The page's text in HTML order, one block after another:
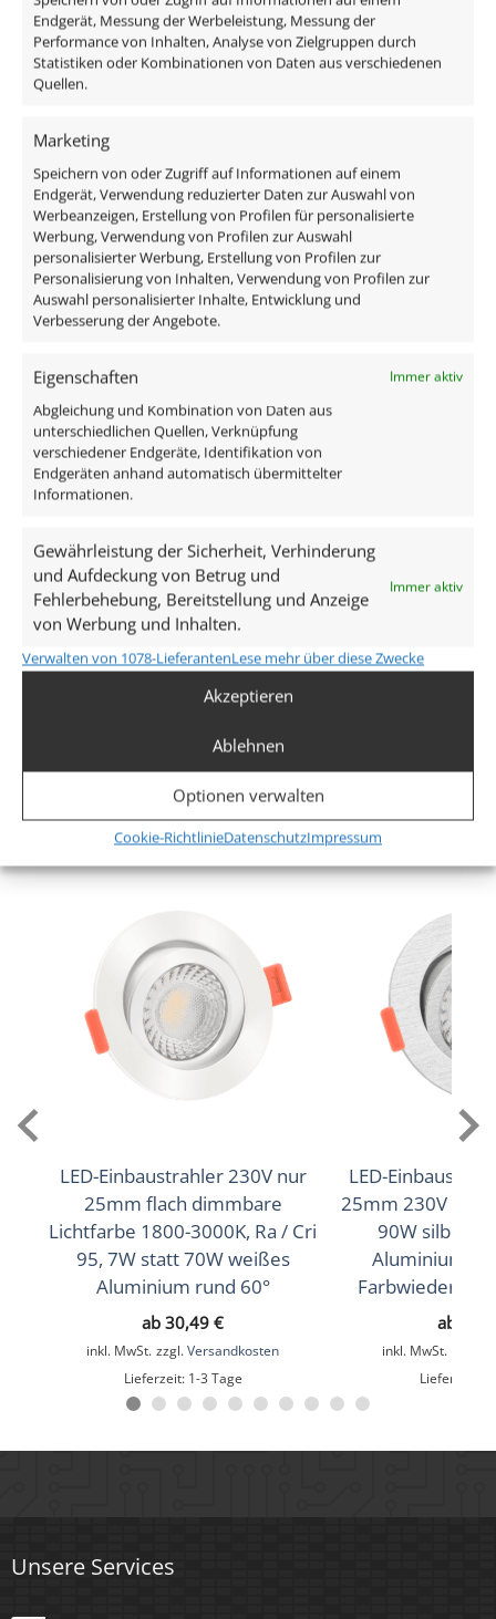
Endgerät, Messung der Werbeleistung, Messung der
Performance von Inhalten, Analyse von Zielgruppen durch
Statistiken oder Kombinationen von Daten aus verschiedenen
Quellen.
Marketing
Speichern von oder Zugriff auf Informationen auf einem
Endgerät, Verwendung reduzierter Daten zur Auswahl von
Werbeanzeigen, Erstellung von Profilen für personalisierte
Werbung, Verwendung von Profilen zur Auswahl
personalisierter Werbung, Erstellung von Profilen zur
Personalisierung von Inhalten, Verwendung von Profilen zur
Auswahl personalisierter Inhalte, Entwicklung und
Verbesserung der Angebote.
Eigenschaften Immer aktiv
Abgleichung und Kombination von Daten aus
unterschiedlichen Quellen, Verknüpfung
verschiedener Endgeräte, Identifikation von
Endgeräten anhand automatisch übermittelter
Informationen.
Gewährleistung der Sicherheit, Verhinderung
und Aufdeckung von Betrug und
Fehlerbehebung, Bereitstellung und Anzeige
von Werbung und Inhalten.
Immer aktiv
Verwalten von 1078-LieferantenLese mehr über diese Zwecke
Akzeptieren
Ablehnen
Optionen verwalten
Cookie-RichtlinieDatenschutzImpressum
Das enthaltene Leuchtmittel verfügt über edles
Milchglas, ist austauschbar und ist direkt
anschlussfertig an 230V, da alle benötigten
1x Einbaurahmen Aluminium eckig Eisen-
gebürstet
1x ultra flaches LED-Modul
Technische Daten
82×82×25mm
Lochausschnitt Ø
68–78mm
AC 230V
Leistung (W)
Dimmbarkeit
Ja
Abstrahlwinkel
120° Milchglas
Lichtstrom (Lumen)
400lm(2700K (Warmweiß))
(Warmweiß))
450lm(4000K (Neutralweiß))
Lichtfarbtemperatur (K)
2700K (Warmweiß), 3000K (Warmweiß), 4000K
(Neutralweiß)
Farbwiedergabe (CRI / Ra)
Mittlere Lebensdauer
Material
Ähnliche Produkte
LED-Einbaustrahler 230V nur
25mm flach dimmbare
Lichtfarbe 1800-3000K, Ra / Cri
95, 7W statt 70W weißes
Aluminium rund 60°
ab 30,49 €
inkl. MwSt. zzgl. Versandkosten
Lieferzeit: 1-3 Tage
LED-
25mm 230V
90W silber-
Aluminium
ab
inkl. MwSt.
Lieferzeit:
Unsere Services